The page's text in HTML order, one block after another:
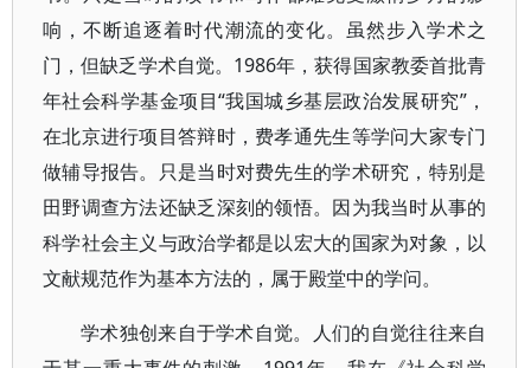
响，不断追逐着时代潮流的变化。虽然步入学术之
门，但缺乏学术自觉。1986年，获得国家教委首批青
年社会科学基金项目“我国城乡基层政治发展研究”，
在北京进行项目答辩时，费孝通先生等学问大家专门
做辅导报告。只是当时对费先生的学术研究，特别是
田野调查方法还缺乏深刻的领悟。因为我当时从事的
科学社会主义与政治学都是以宏大的国家为对象，以
文献规范作为基本方法的，属于殿堂中的学问。
学术独创来自于学术自觉。人们的自觉往往来自